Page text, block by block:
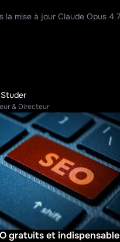
la mise à jour Claude Opus
& Directeur
gratuits et